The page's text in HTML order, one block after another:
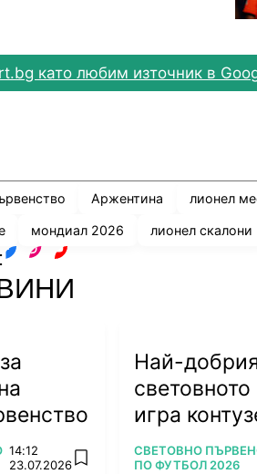
като любим източник в
Аржентина лионел
мондиал 2026 лионел скалони
14:12
23.07.2026 add favorites
Най-
игра
ляга под
ПОВЕЧЕ ОТ
СВЕТОВНО
ПО ФУТБОЛ 2026